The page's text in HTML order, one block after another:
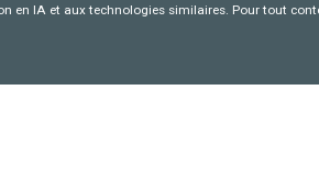
en IA et aux technologies similaires. Pour tout